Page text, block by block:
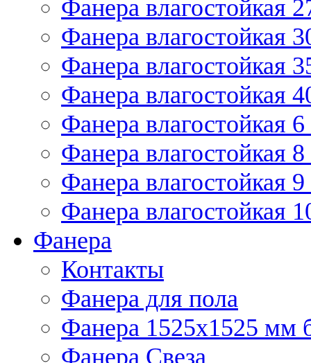
Фанера влагостойкая
Фанера влагостойкая
Фанера влагостойкая
Фанера влагостойкая
Фанера влагостойкая
Фанера влагостойкая
Фанера влагостойкая
Фанера влагостойкая
Фанера
Контакты
Фанера для пола
Фанера 1525x1525 мм
Фанера Свеза